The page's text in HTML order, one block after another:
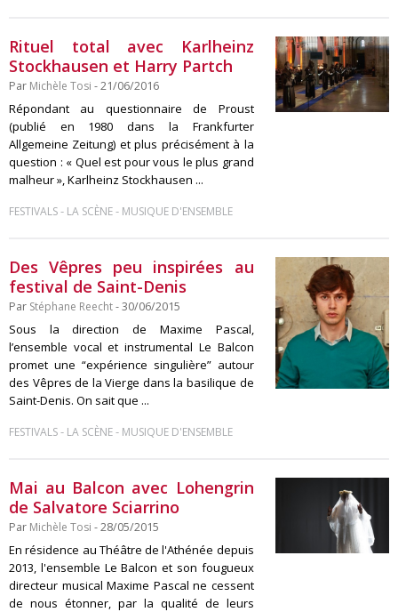
Rituel total avec Karlheinz
Stockhausen et Harry Partch
Par Michèle Tosi - 21/06/2016
Répondant au questionnaire de Proust
(publié en 1980 dans la Frankfurter
Allgemeine Zeitung) et plus précisément à la
question : « Quel est pour vous le plus grand
malheur », Karlheinz Stockhausen ...
FESTIVALS- LA SCÈNE- MUSIQUE D'ENSEMBLE
Des Vêpres peu inspirées au
festival de Saint-Denis
Par Stéphane Reecht- 30/06/2015
Sous la direction de Maxime Pascal,
l’ensemble vocal et instrumental Le Balcon
promet une “expérience singulière” autour
des Vêpres de la Vierge dans la basilique de
Saint-Denis. On sait que ...
FESTIVALS- LA SCÈNE- MUSIQUE D'ENSEMBLE
Mai au Balcon avec Lohengrin
de Salvatore Sciarrino
Par Michèle Tosi - 28/05/2015
En résidence au Théâtre de l'Athénée depuis
2013, l'ensemble Le Balcon et son fougueux
directeur musical Maxime Pascal ne cessent
de nous étonner, par la qualité de leurs